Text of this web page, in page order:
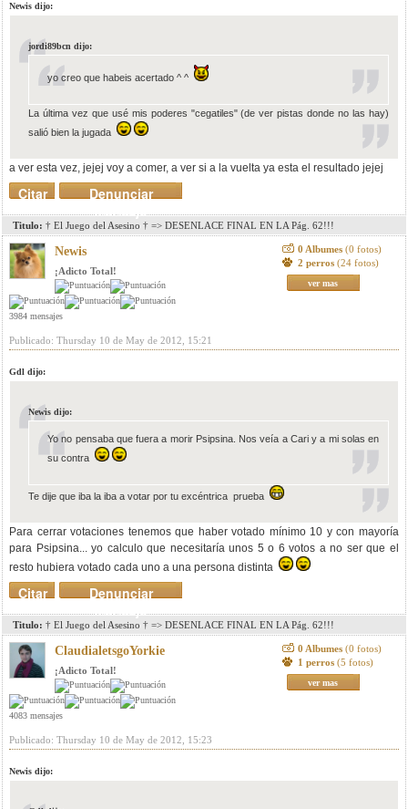
Newis dijo:
jordi89bcn dijo:
yo creo que habeis acertado ^ ^
La última vez que usé mis poderes "cegatiles" (de ver pistas donde no las hay)
salió bien la jugada
a ver esta vez, jejej voy a comer, a ver si a la vuelta ya esta el resultado jejej
Denunciar
mensaje
Citar
Titulo: † El Juego del Asesino † => DESENLACE FINAL EN LA Pág. 62!!!
Newis
¡Adicto Total!
3984 mensajes
0 Albumes (0 fotos)
2 perros (24 fotos)
ver mas
Publicado: Thursday 10 de May de 2012, 15:21
Gdl dijo:
Newis dijo:
Yo no pensaba que fuera a morir Psipsina. Nos veía a Cari y a mi solas en
su contra
Te dije que iba la iba a votar por tu excéntrica prueba
Para cerrar votaciones tenemos que haber votado mínimo 10 y con mayoría
para Psipsina... yo calculo que necesitaría unos 5 o 6 votos a no ser que el
resto hubiera votado cada uno a una persona distinta
Denunciar
mensaje
Citar
Titulo: † El Juego del Asesino † => DESENLACE FINAL EN LA Pág. 62!!!
ClaudialetsgoYorkie
¡Adicto Total!
4083 mensajes
0 Albumes (0 fotos)
1 perros (5 fotos)
ver mas
Publicado: Thursday 10 de May de 2012, 15:23
Newis dijo: